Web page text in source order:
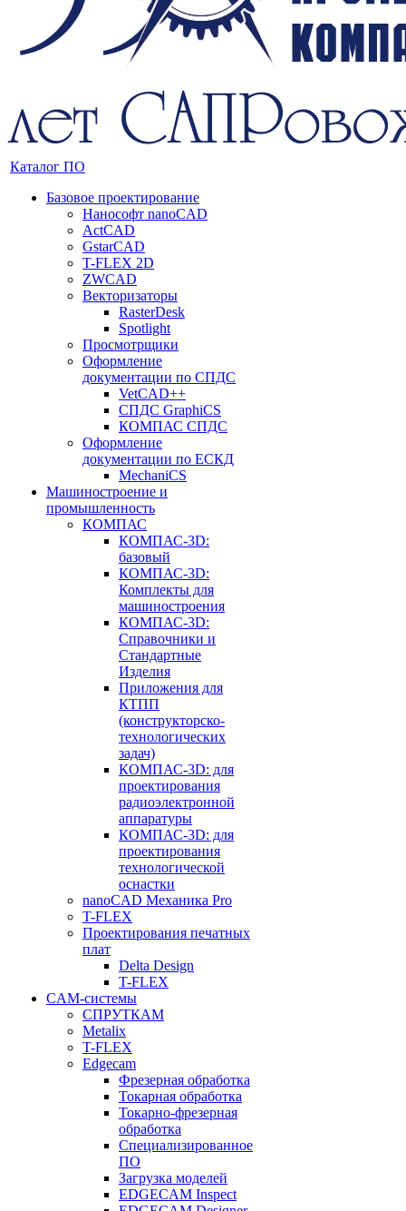
Каталог ПО
Базовое проектирование
Нанософт nanoCAD
ActCAD
GstarCAD
T-FLEX 2D
ZWCAD
Векторизаторы
RasterDesk
Spotlight
Просмотрщики
Оформление
документации по СПДС
VetCAD++
СПДС GraphiCS
КОМПАС СПДС
Оформление
документации по ЕСКД
MechaniCS
Машиностроение и
промышленность
КОМПАС
КОМПАС-3D:
базовый
КОМПАС-3D:
Комплекты для
машиностроения
КОМПАС-3D:
Справочники и
Стандартные
Изделия
Приложения для
КТПП
(конструкторско-
технологических
задач)
КОМПАС-3D: для
проектирования
радиоэлектронной
аппаратуры
КОМПАС-3D: для
проектирования
технологической
оснастки
nanoCAD Механика Pro
T-FLEX
Проектирования печатных
плат
Delta Design
T-FLEX
CAM-системы
СПРУТКAM
Metalix
T-FLEX
Edgecam
Фрезерная обработка
Токарная обработка
Токарно-фрезерная
обработка
Специализированное
ПО
Загрузка моделей
EDGECAM Inspect